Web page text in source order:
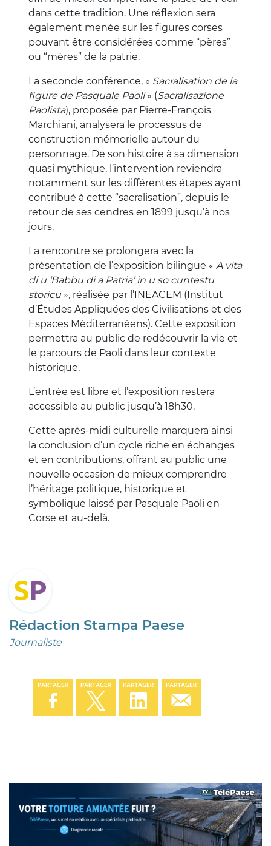
dans cette tradition. Une réflexion sera
également menée sur les figures corses
pouvant être considérées comme “pères”
ou “mères” de la patrie.
La seconde conférence, « Sacralisation de la
figure de Pasquale Paoli» (Sacralisazione
Paolista), proposée par Pierre-François
Marchiani, analysera le processus de
construction mémorielle autour du
personnage. De son histoire à sa dimension
quasi mythique, l’intervention reviendra
notamment sur les différentes étapes ayant
contribué à cette “sacralisation”, depuis le
retour de ses cendres en 1899 jusqu’à nos
jours.
La rencontre se prolongera avec la
présentation de l’exposition bilingue « A vita
di u ‘Babbu di a Patria’ in u so cuntestu
storicu », réalisée par l’INEACEM (Institut
d’Études Appliquées des Civilisations et des
Espaces Méditerranéens). Cette exposition
permettra au public de redécouvrir la vie et
le parcours de Paoli dans leur contexte
historique.
L’entrée est libre et l’exposition restera
accessible au public jusqu’à 18h30.
Cette après-midi culturelle marquera ainsi
la conclusion d’un cycle riche en échanges
et en contributions, offrant au public une
nouvelle occasion de mieux comprendre
l’héritage politique, historique et
symbolique laissé par Pasquale Paoli en
Corse et au-delà.
Rédaction Stampa Paese
Journaliste